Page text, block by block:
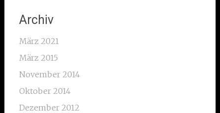
Archiv
März 2021
März 2015
November 2014
Oktober 2014
Dezember 2012